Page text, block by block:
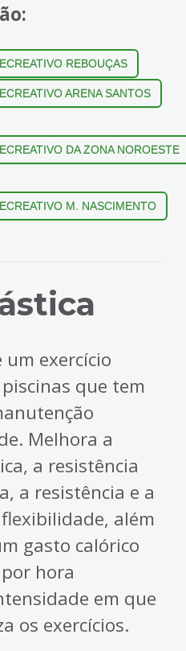
REBOUÇAS
ARENA SANTOS
DA ZONA NOROESTE
M. NASCIMENTO
exercício
que tem
Melhora a
a resistência
a resistência e a
além
gasto calórico
hora
em que
os exercícios.